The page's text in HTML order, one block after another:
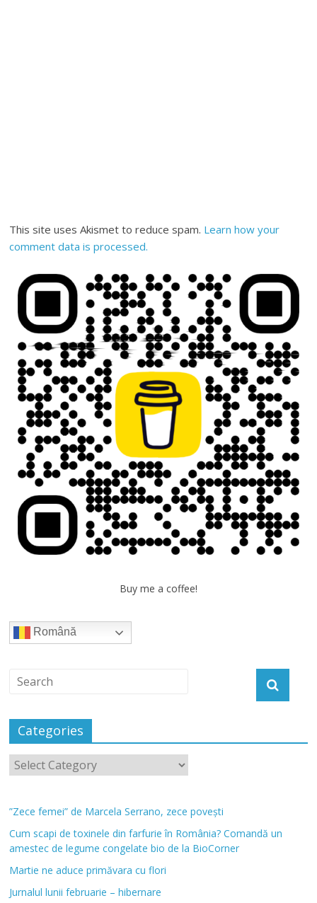
This site uses Akismet to reduce spam. Learn how your
comment data is processed.
Buy me a coffee!
Română
Categories
”Zece femei” de Marcela Serrano, zece povești
Cum scapi de toxinele din farfurie în România? Comandă un
amestec de legume congelate bio de la BioCorner
Martie ne aduce primăvara cu flori
Jurnalul lunii februarie – hibernare